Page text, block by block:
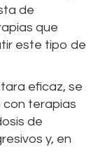
de
que
este tipo de
eficaz, se
con terapias
de
y, en